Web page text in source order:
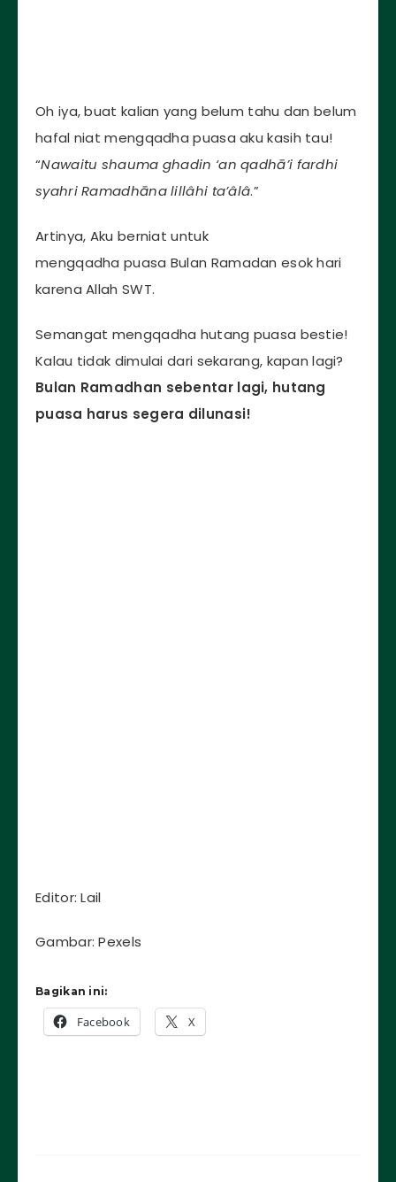
Oh iya, buat kalian yang belum tahu dan belum
hafal niat mengqadha puasa aku kasih tau!
“Nawaitu shauma ghadin ‘an qadhā’i fardhi
syahri Ramadhāna lillâhi ta’âlâ.”
Artinya, Aku berniat untuk
mengqadha puasa Bulan Ramadan esok hari
karena Allah SWT.
Semangat mengqadha hutang puasa bestie!
Kalau tidak dimulai dari sekarang, kapan lagi?
Bulan Ramadhan sebentar lagi, hutang
puasa harus segera dilunasi!
Editor: Lail
Gambar: Pexels
Bagikan ini:
Facebook X